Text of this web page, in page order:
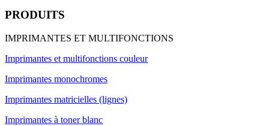
PRODUITS
IMPRIMANTES ET MULTIFONCTIONS
Imprimantes et multifonctions couleur
Imprimantes monochromes
Imprimantes matricielles (lignes)
Imprimantes à toner blanc